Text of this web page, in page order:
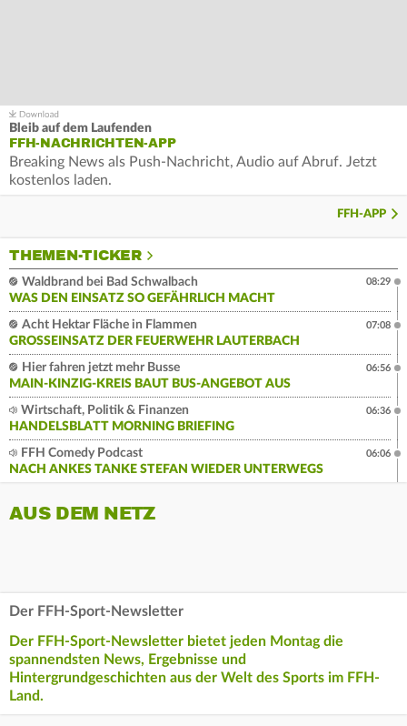
Bleib auf dem Laufenden
FFH-NACHRICHTEN-APP
Breaking News als Push-Nachricht, Audio auf Abruf. Jetzt
kostenlos laden.
FFH-APP
THEMEN-TICKER
Waldbrand bei Bad Schwalbach
WAS DEN EINSATZ SO GEFÄHRLICH MACHT
08:29
Acht Hektar Fläche in Flammen
GROSSEINSATZ DER FEUERWEHR LAUTERBACH
07:08
Hier fahren jetzt mehr Busse
MAIN-KINZIG-KREIS BAUT BUS-ANGEBOT AUS
06:56
Wirtschaft, Politik & Finanzen
HANDELSBLATT MORNING BRIEFING
06:36
FFH Comedy Podcast
NACH ANKES TANKE STEFAN WIEDER UNTERWEGS
06:06
AUS DEM NETZ
Der FFH-Sport-Newsletter
Der FFH-Sport-Newsletter bietet jeden Montag die
spannendsten News, Ergebnisse und
Hintergrundgeschichten aus der Welt des Sports im FFH-
Land.